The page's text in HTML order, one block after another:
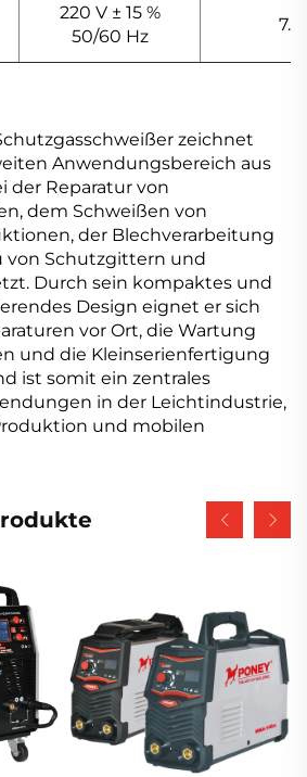
220 V ± 15 %
50/60 Hz
7.0
zeichnet
Anwendungsbereich aus
der Reparatur von
dem Schweißen von
der Blechverarbeitung
von Schutzgittern und
Durch sein kompaktes und
Design eignet er sich
vor Ort, die Wartung
und die Kleinserienfertigung
ist somit ein zentrales
in der Leichtindustrie,
und mobilen